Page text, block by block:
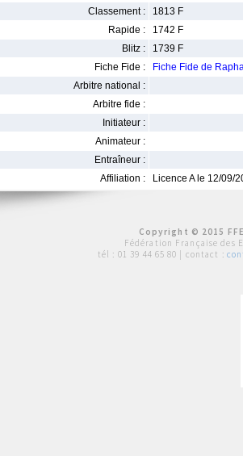
Classement :
1813 F
Rapide :
1742 F
Blitz :
1739 F
Fiche Fide :
Fiche Fide de
Arbitre national :
Arbitre fide :
Initiateur :
Animateur :
Entraîneur :
Affiliation :
Licence A le 12/09/
Copyright © 2015
Fédération Française des
tél : 01 39 44 65 80 | contact :